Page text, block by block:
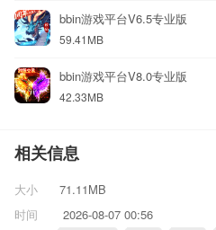
bbin游戏平台V6.5专业版
59.41MB
bbin游戏平台V8.0专业版
42.33MB
相关信息
大小
71.11MB
时间
2026-08-07 00:56